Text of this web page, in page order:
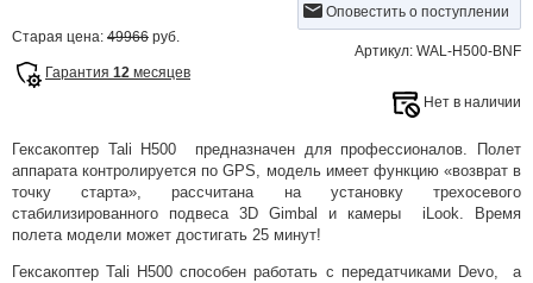
Оповестить о поступлении
Старая цена: 49966 руб.
Артикул: WAL-H500-BNF
Гарантия 12 месяцев
Нет в наличии
Гексакоптер Tali H500 предназначен для профессионалов. Полет
аппарата контролируется по GPS, модель имеет функцию «возврат в
точку старта», рассчитана на установку трехосевого
стабилизированного подвеса 3D Gimbal и камеры iLook. Время
полета модели может достигать 25 минут!
Гексакоптер Tali H500 способен работать с передатчиками Devo, а